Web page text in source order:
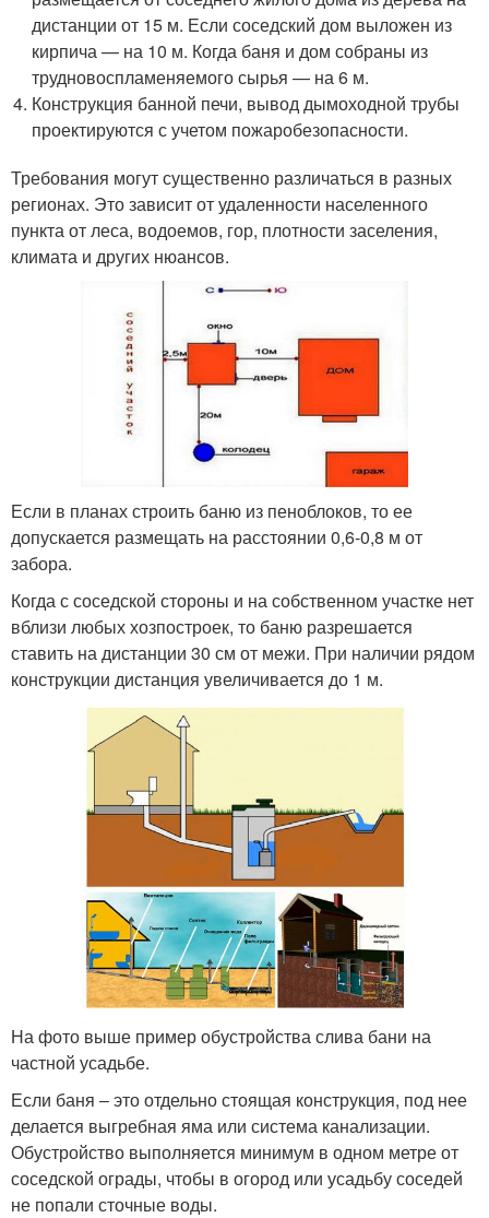
дистанции от 15 м. Если соседский дом выложен из
кирпича — на 10 м. Когда баня и дом собраны из
трудновоспламеняемого сырья — на 6 м.
Конструкция банной печи, вывод дымоходной трубы
проектируются с учетом пожаробезопасности.
Требования могут существенно различаться в разных
регионах. Это зависит от удаленности населенного
пункта от леса, водоемов, гор, плотности заселения,
климата и других нюансов.
Если в планах строить баню из пеноблоков, то ее
допускается размещать на расстоянии 0,6-0,8 м от
забора.
Когда с соседской стороны и на собственном участке нет
вблизи любых хозпостроек, то баню разрешается
ставить на дистанции 30 см от межи. При наличии рядом
конструкции дистанция увеличивается до 1 м.
На фото выше пример обустройства слива бани на
частной усадьбе.
Если баня ‒ это отдельно стоящая конструкция, под нее
делается выгребная яма или система канализации.
Обустройство выполняется минимум в одном метре от
соседской ограды, чтобы в огород или усадьбу соседей
не попали сточные воды.